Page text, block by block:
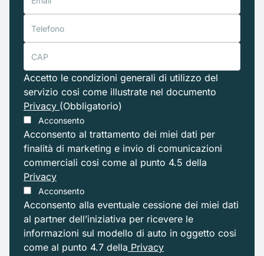
Accetto le condizioni generali di utilizzo del
servizio cosi come illustrate nel documento
Privacy (Obbligatorio)
Acconsento
Acconsento al trattamento dei miei dati per
finalità di marketing e invio di comunicazioni
commerciali cosi come al punto 4.5 della
Privacy
Acconsento
Acconsento alla eventuale cessione dei miei dati
al partner dell’iniziativa per ricevere le
informazioni sul modello di auto in oggetto cosi
come al punto 4.7 della Privacy